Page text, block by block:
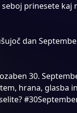
seboj prinesete
dan
30.
hrana, glasba